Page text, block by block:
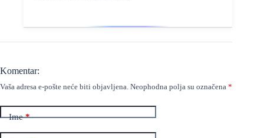
Komentar:
Vaša adresa e-pošte neće biti objavljena. Neophodna polja su označena *
Ime*